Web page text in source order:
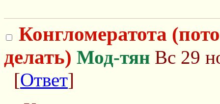
Конгломератота
делать) Мод-тян Вс 29
[Ответ]